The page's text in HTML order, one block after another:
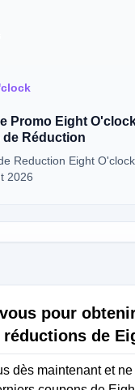
Promo Eight
de Réduction
Reduction Eight
2026
pour
réductions de
dès maintenant et